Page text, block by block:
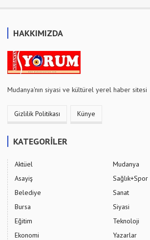
HAKKIMIZDA
Mudanya'nın siyasi ve kültürel yerel haber sitesi
Gizlilik Politikası Künye
KATEGORİLER
Aktüel
Asayiş
Belediye
Bursa
Eğitim
Ekonomi
Mudanya
Sağlık+Spor
Sanat
Siyasi
Teknoloji
Yazarlar